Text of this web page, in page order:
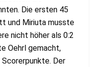
Die ersten 45
und Miriuta musste
nicht höher als 0:2
Oehrl gemacht,
Der